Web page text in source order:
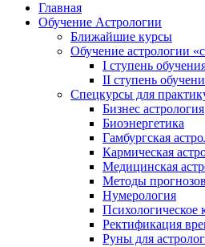
Главная
Обучение Астрологии
Ближайшие курсы
Обучение астрологии
I ступень
II ступень
Спецкурсы для
Бизнес астрология
Биоэнергетика
Гамбургская
Кармическая
Медицинская
Методы прогнозов
Нумерология
Психологическое
Ректификация
Руны для